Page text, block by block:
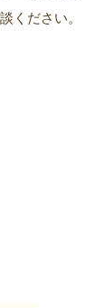
ください。